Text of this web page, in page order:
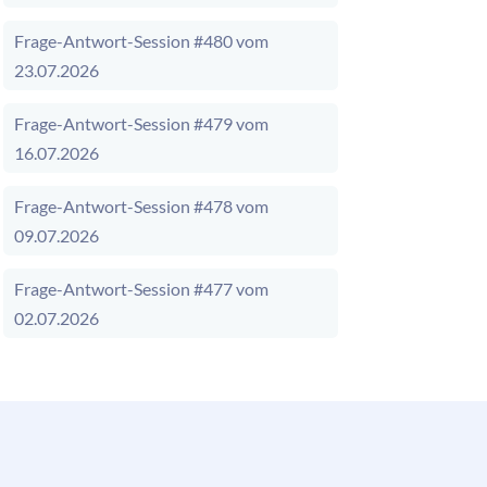
Frage-Antwort-Session #480 vom
23.07.2026
Frage-Antwort-Session #479 vom
16.07.2026
Frage-Antwort-Session #478 vom
09.07.2026
Frage-Antwort-Session #477 vom
02.07.2026